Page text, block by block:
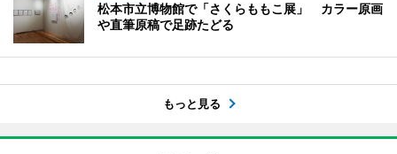
松本市立博物館で「さくらももこ展」 カラー原画
や直筆原稿で足跡たどる
もっと見る